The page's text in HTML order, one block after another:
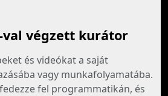
val végzett kurátor
és videókat a saját
vagy munkafolyamatába.
fel programmatikán, és